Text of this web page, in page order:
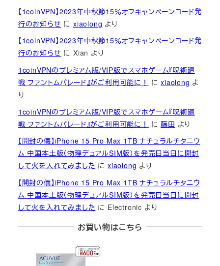
【1coinVPN】2023年中秋節15％オフキャンペーンコード発
行のお知らせ にxiaolong より
【1coinVPN】2023年中秋節15％オフキャンペーンコード発
行のお知らせ にXian より
1coinVPNのプレミアム版/VIP版でスマホゲーム『呪術廻
戦 ファントムパレード』がご利用可能に！
にxiaolong よ
り
1coinVPNのプレミアム版/VIP版でスマホゲーム『呪術廻
戦 ファントムパレード』がご利用可能に！
に藤田 より
【開封の儀】iPhone 15 Pro Max 1TB ナチュラルチタニウ
ム 中国本土版（物理デュアルSIM版）を発売日当日に開封
して火を入れてみました にxiaolong より
【開封の儀】iPhone 15 Pro Max 1TB ナチュラルチタニウ
ム 中国本土版（物理デュアルSIM版）を発売日当日に開封
して火を入れてみました に Electronic より
お買い物はこちら